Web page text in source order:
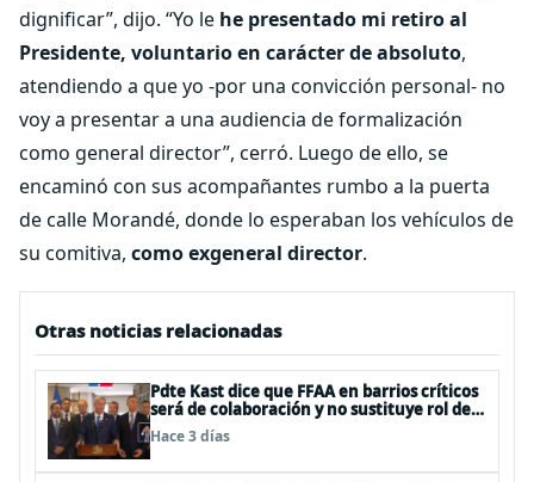
dignificar”, dijo. “Yo le he presentado mi retiro al
Presidente, voluntario en carácter de absoluto,
atendiendo a que yo -por una convicción personal- no
voy a presentar a una audiencia de formalización
como general director”, cerró. Luego de ello, se
encaminó con sus acompañantes rumbo a la puerta
de calle Morandé, donde lo esperaban los vehículos de
su comitiva, como exgeneral director.
Otras noticias relacionadas
Pdte Kast dice que FFAA en barrios críticos
será de colaboración y no sustituye rol de
policías en control del orden público
Hace 3 días